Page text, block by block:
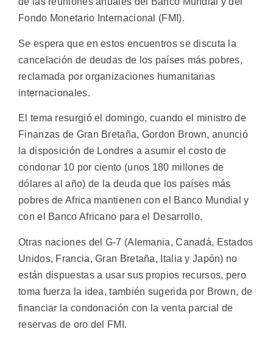
Fondo Monetario Internacional (FMI).
Se espera que en estos encuentros se discuta la
cancelación de deudas de los países más pobres,
reclamada por organizaciones humanitarias
internacionales.
El tema resurgió el domingo, cuando el ministro de
Finanzas de Gran Bretaña, Gordon Brown, anunció
la disposición de Londres a asumir el costo de
condonar 10 por ciento (unos 180 millones de
dólares al año) de la deuda que los países más
pobres de Africa mantienen con el Banco Mundial y
con el Banco Africano para el Desarrollo.
Otras naciones del G-7 (Alemania, Canadá, Estados
Unidos, Francia, Gran Bretaña, Italia y Japón) no
están dispuestas a usar sus propios recursos, pero
toma fuerza la idea, también sugerida por Brown, de
financiar la condonación con la venta parcial de
reservas de oro del FMI.